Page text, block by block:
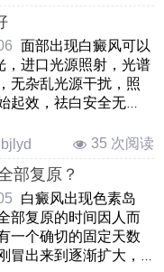
面部出现白癜风可以
，进口光源照射，光谱
无杂乱光源干扰，照
起效，祛白安全无
35 次阅读
部复原？
白癜风出现色素岛
部复原的时间因人而
一个确切的固定天数
冒出来到逐渐扩大，